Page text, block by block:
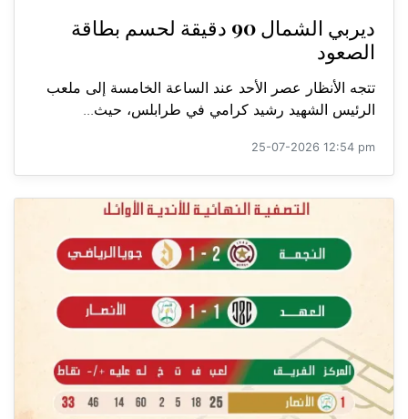
ديربي الشمال 90 دقيقة لحسم بطاقة
الصعود
تتجه الأنظار عصر الأحد عند الساعة الخامسة إلى ملعب
الرئيس الشهيد رشيد كرامي في طرابلس، حيث...
25-07-2026 12:54 pm